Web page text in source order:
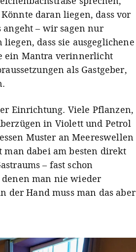
daran liegen, dass vor
– wir sagen nur
dass sie ausgeglichene
ein Mantra verinnerlicht
als Gastgeber,
Einrichtung. Viele Pflanzen,
in Violett und Petrol
Muster an Meereswellen
dabei am besten direkt
– fast schon
denen man nie wieder
Hand muss man das aber